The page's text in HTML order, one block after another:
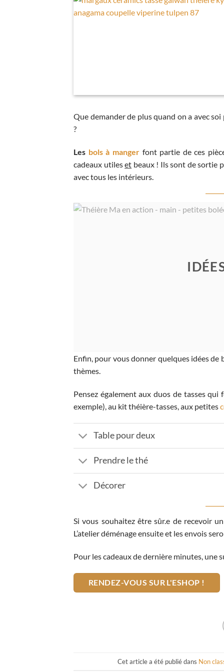
Que demander de plus quand on a avec
?
Les bols à mangerfont partie de ces
cadeaux utileset beaux ! Ils sont de sortie
avec tous les intérieurs.
Enfin, pour vous donner quelques idées de
thèmes.
Pensez également aux duos de tasses
exemple), au kit théière-tasses, aux petites
Table pour deux
Prendre le thé
Décorer
Si vous souhaitez être sûr.e de recevoir
L’atelier déménageensuite et les envois
Pour les cadeaux de dernière minutes,
RENDEZ-VOUS SUR L'ESHOP !
Cet article a été publié dans Non